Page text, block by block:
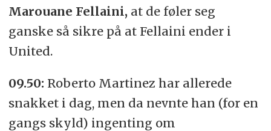
Marouane Fellaini, at de føler seg
ganske så sikre på at Fellaini ender i
United.
09.50: Roberto Martinez har allerede
snakket i dag, men da nevnte han (for en
gangs skyld) ingenting om